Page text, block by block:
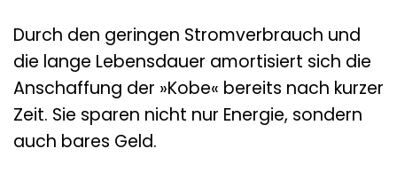
Durch den geringen Stromverbrauch und
die lange Lebensdauer amortisiert sich die
Anschaffung der »Kobe« bereits nach kurzer
Zeit. Sie sparen nicht nur Energie, sondern
auch bares Geld.